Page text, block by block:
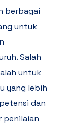
berbagai
untuk
Salah
untuk
yang lebih
dan
penilaian